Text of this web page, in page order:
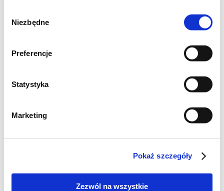
zgody
Niezbędne
Preferencje
Statystyka
Marketing
Pokaż szczegóły
Zezwól na wszystkie